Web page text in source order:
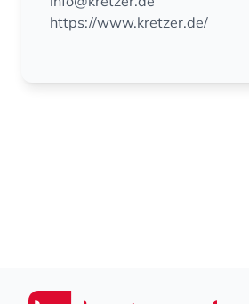
https://www.kretzer.de/
Seiwert GmbH